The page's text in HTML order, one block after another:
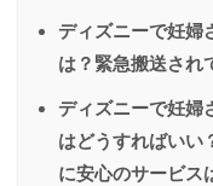
ディズニーで妊婦
は？緊急搬送され
ディズニーで妊婦
はどうすればいい
に安心のサービス